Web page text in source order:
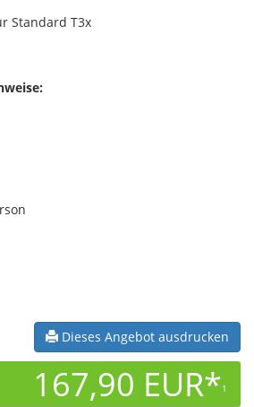
Standard T3x
Dieses Angebot ausdrucken
167,90 EUR*1